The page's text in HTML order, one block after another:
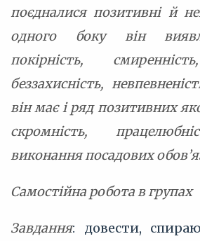
поєдналися позитивні й
одного боку він
покірність,
беззахисність,
він має і ряд позитивних
скромність,
виконання посадових
Самостійна робота в групах
Завдання: довести,